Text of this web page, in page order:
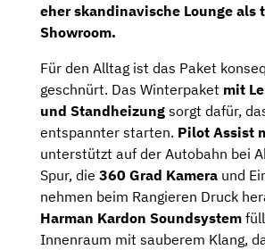
eher skandinavische Lounge als
Showroom.
Für den Alltag ist das Paket
geschnürt. Das Winterpaket mit
und Standheizung sorgt dafür,
entspannter starten. Pilot Assist
unterstützt auf der Autobahn bei
Spur, die 360 Grad Kamera und
nehmen beim Rangieren Druck
Harman Kardon Soundsystem
Innenraum mit sauberem Klang,